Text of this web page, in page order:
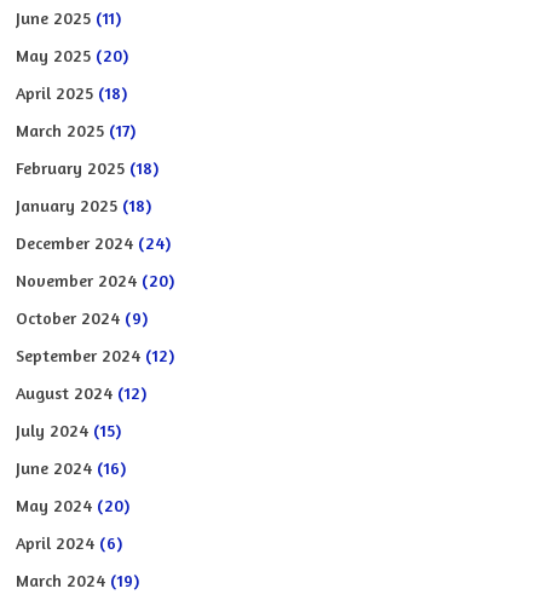
June 2025 (11)
May 2025 (20)
April 2025 (18)
March 2025 (17)
February 2025 (18)
January 2025 (18)
December 2024 (24)
November 2024 (20)
October 2024 (9)
September 2024 (12)
August 2024 (12)
July 2024 (15)
June 2024 (16)
May 2024 (20)
April 2024 (6)
March 2024 (19)